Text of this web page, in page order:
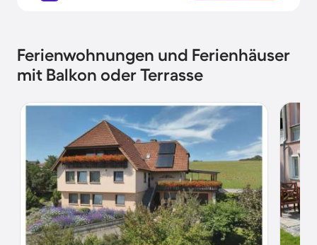
Ferienwohnungen und Ferienhäuser
mit Balkon oder Terrasse